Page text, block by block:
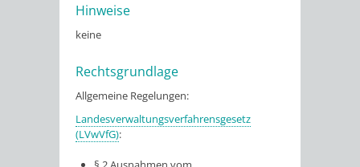
Hinweise
keine
Rechtsgrundlage
Allgemeine Regelungen:
Landesverwaltungsverfahrensgesetz
(LVwVfG):